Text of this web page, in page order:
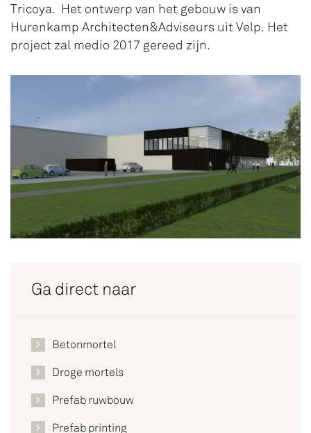
Tricoya. Het ontwerp van het gebouw is van
Hurenkamp Architecten&Adviseurs uit Velp. Het
project zal medio 2017 gereed zijn.
Ga direct naar
Betonmortel
Droge mortels
Prefab ruwbouw
Prefab printing